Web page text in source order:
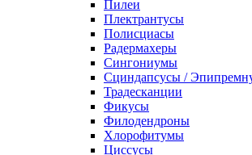
Пилеи
Плектрантусы
Полисциасы
Радермахеры
Сингониумы
Сциндапсусы /
Традесканции
Фикусы
Филодендроны
Хлорофитумы
Циссусы